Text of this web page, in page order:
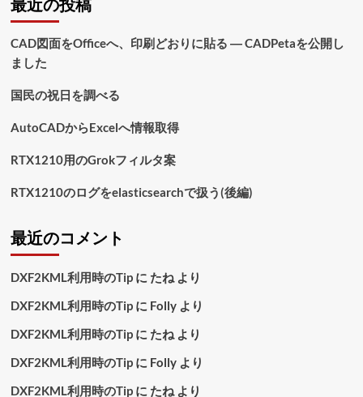
最近の投稿
CAD図面をOfficeへ、印刷どおりに貼る ― CADPetaを公開し
ました
国民の祝日を調べる
AutoCADからExcelへ情報取得
RTX1210用のGrokフィルタ案
RTX1210のログをelasticsearchで扱う(後編)
最近のコメント
DXF2KML利用時のTipに たねより
DXF2KML利用時のTipに Follyより
DXF2KML利用時のTipに たねより
DXF2KML利用時のTipに Follyより
DXF2KML利用時のTipに たねより